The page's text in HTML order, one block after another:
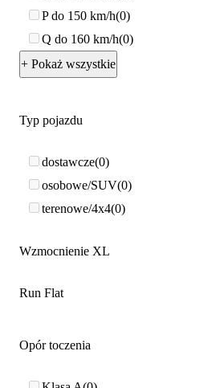
P do 150 km/h 0
Q do 160 km/h 0
+ Pokaż wszystkie
Typ pojazdu
dostawcze 0
osobowe/SUV 0
terenowe/4x4 0
Wzmocnienie XL
Run Flat
Opór toczenia